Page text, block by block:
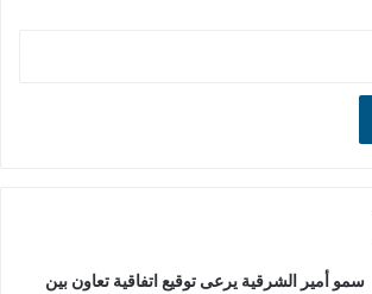
سمو أمير الشرقية يرعى توقيع اتفاقية تعاون بين